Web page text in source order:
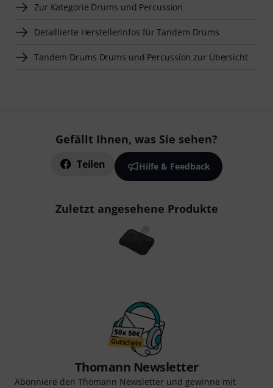
Zur Kategorie Drums und Percussion
Detaillierte Herstellerinfos für Tandem Drums
Tandem Drums Drums und Percussion zur Übersicht
Gefällt Ihnen, was Sie sehen?
Teilen Hilfe & Feedback
Zuletzt angesehene Produkte
Thomann Newsletter
Abonniere den Thomann Newsletter und gewinne mit